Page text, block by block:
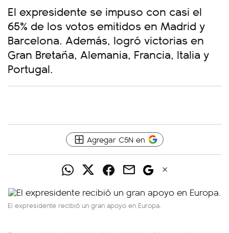
El expresidente se impuso con casi el
65% de los votos emitidos en Madrid y
Barcelona. Además, logró victorias en
Gran Bretaña, Alemania, Francia, Italia y
Portugal.
Agregar C5N en
El expresidente recibió un gran apoyo en Europa.